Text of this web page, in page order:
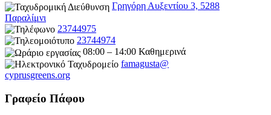
Γρηγόρη Αυξεντίου 3, 5288
Παραλίμνι
23744975
23744974
08:00 – 14:00 Καθημερινά
famagusta@
cyprusgreens.org
Γραφείο Πάφου